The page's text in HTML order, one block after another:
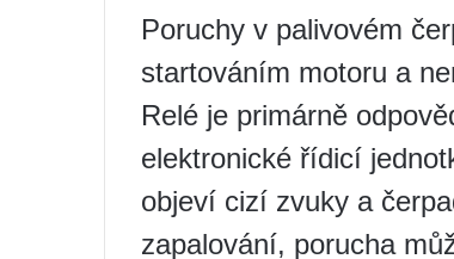
Poruchy v palivovém
startováním motoru a
Relé je primárně
elektronické řídicí
objeví cizí zvuky a
zapalování, porucha